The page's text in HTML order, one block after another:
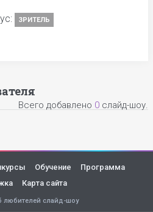
ЗРИТЕЛЬ
Всего добавлено 0 слайд-шоу.
Обучение
Программа
Карта сайта
любителей слайд-шоу